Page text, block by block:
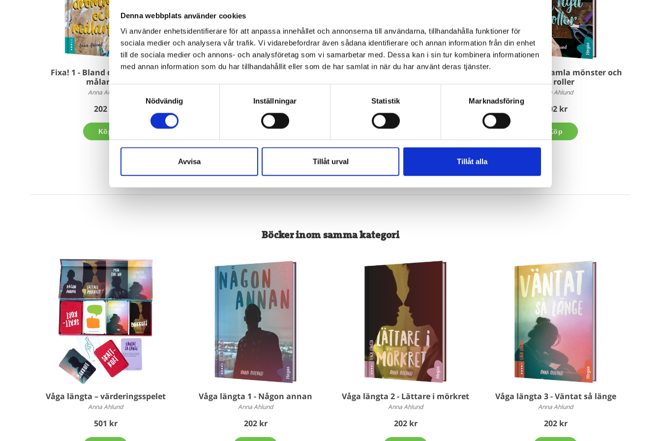
Denna webbplats använder cookies
Vi använder enhetsidentifierare för att anpassa innehållet och annonserna till användarna, tillhandahålla funktioner för
sociala medier och analysera vår trafik. Vi vidarebefordrar även sådana identifierare och annan information från din enhet
till de sociala medier och annons- och analysföretag som vi samarbetar med. Dessa kan i sin tur kombinera informationen
med annan information som du har tillhandahållit eller som de har samlat in när du har använt deras tjänster.
Samtyckesval
Nödvändig
Inställningar Statistik Marknadsföring
Avvisa Tillåt urval Tillåt alla
Fixa! 1 - Bland drömmar och
målarfärg
Anna Ahlund
202 kr
Köp
Våga längta – värderingsspelet
Fixa! 2 - Bland glapp och dåliga
förlorare
Fixa! 3 - Bland gamla mönster och
nya roller
Anna Ahlund
202 kr
Köp
Böcker inom samma kategori
Våga längta – värderingsspelet
Anna Ahlund
501 kr
Våga längta 1 - Någon annan
Anna Ahlund
202 kr
Våga längta 2 - Lättare i mörkret
Anna Ahlund
202 kr
Våga längta 3 - Väntat så länge
Anna Ahlund
202 kr